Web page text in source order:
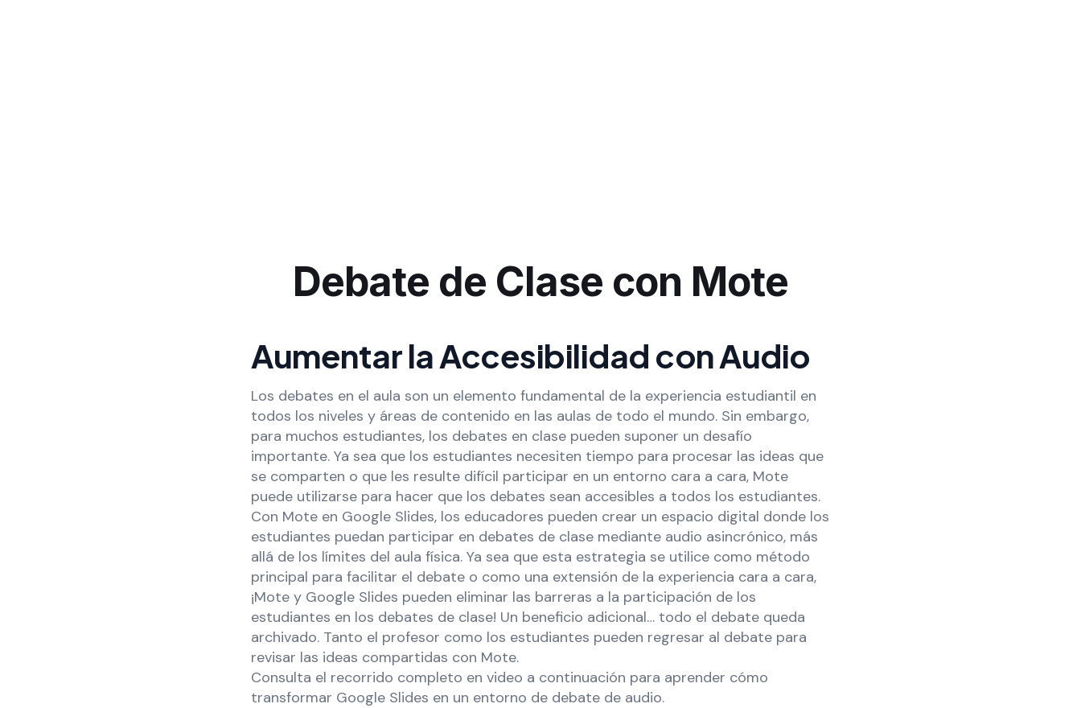
Debate de Clase con Mote
Aumentar la Accesibilidad con Audio
Los debates en el aula son un elemento fundamental de la experiencia estudiantil en
todos los niveles y áreas de contenido en las aulas de todo el mundo. Sin embargo,
para muchos estudiantes, los debates en clase pueden suponer un desafío
importante. Ya sea que los estudiantes necesiten tiempo para procesar las ideas que
se comparten o que les resulte difícil participar en un entorno cara a cara, Mote
puede utilizarse para hacer que los debates sean accesibles a todos los estudiantes.
Con Mote en Google Slides, los educadores pueden crear un espacio digital donde los
estudiantes puedan participar en debates de clase mediante audio asincrónico, más
allá de los límites del aula física. Ya sea que esta estrategia se utilice como método
principal para facilitar el debate o como una extensión de la experiencia cara a cara,
¡Mote y Google Slides pueden eliminar las barreras a la participación de los
estudiantes en los debates de clase! Un beneficio adicional… todo el debate queda
archivado. Tanto el profesor como los estudiantes pueden regresar al debate para
revisar las ideas compartidas con Mote.
Consulta el recorrido completo en video a continuación para aprender cómo
transformar Google Slides en un entorno de debate de audio.